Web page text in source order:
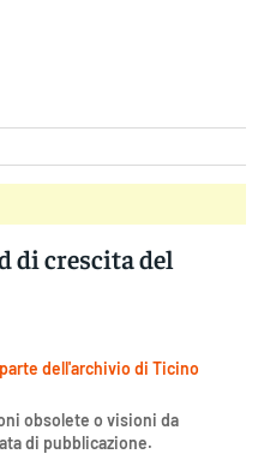
di crescita del
dell'archivio di Ticino
obsolete o visioni da
di pubblicazione.